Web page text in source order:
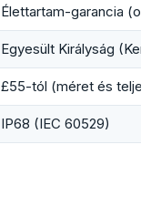
Élettartam-garancia
Egyesült Királyság (Kent)
£55-tól (méret és
IP68 (IEC 60529)